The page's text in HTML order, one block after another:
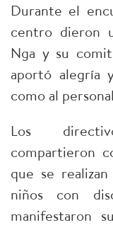
Durante el
centro dieron
Nga y su
aportó alegría
como al
Los
compartieron
que se
niños con
manifestaron